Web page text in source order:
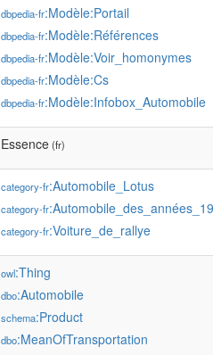
dbpedia-fr:Modèle:Portail
dbpedia-fr:Modèle:Références
dbpedia-fr:Modèle:Voir_homonymes
dbpedia-fr:Modèle:Cs
dbpedia-fr:Modèle:Infobox_Automobile
Essence(fr)
category-fr:Automobile_Lotus
category-fr
category-fr:Voiture_de_rallye
owl:Thing
dbo:Automobile
schema:Product
dbo:MeanOfTransportation